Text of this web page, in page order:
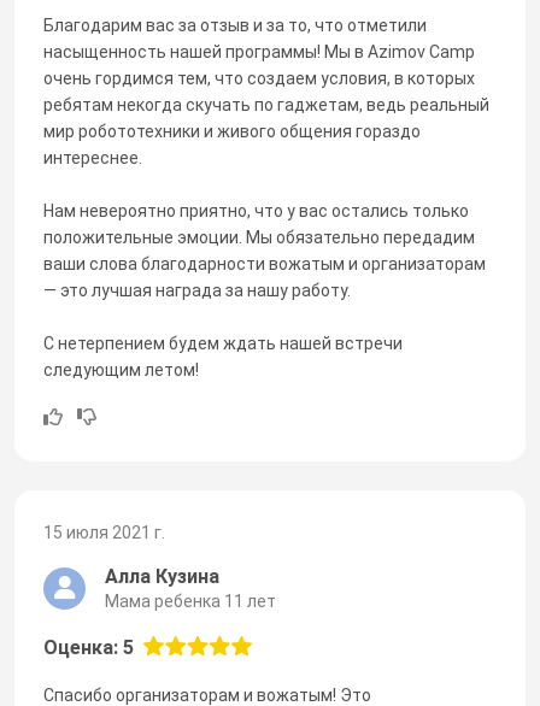
Благодарим вас за отзыв и за то, что отметили
насыщенность нашей программы! Мы в Azimov Camp
очень гордимся тем, что создаем условия, в которых
ребятам некогда скучать по гаджетам, ведь реальный
мир робототехники и живого общения гораздо
интереснее.
Нам невероятно приятно, что у вас остались только
положительные эмоции. Мы обязательно передадим
ваши слова благодарности вожатым и организаторам
— это лучшая награда за нашу работу.
С нетерпением будем ждать нашей встречи
следующим летом!
15 июля 2021 г.
Алла Кузина
Мама ребенка 11 лет
Оценка: 5
Спасибо организаторам и вожатым! Это